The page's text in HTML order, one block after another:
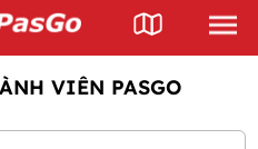
VIÊN PASGO